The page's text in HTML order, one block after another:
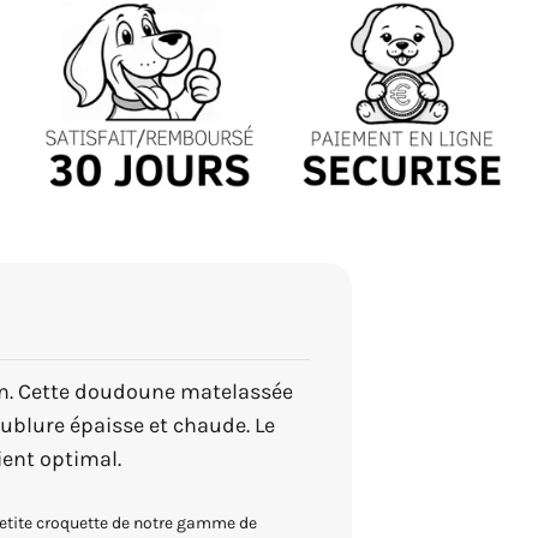
Cette doudoune matelassée
épaisse et chaude. Le
optimal.
croquette de notre gamme de